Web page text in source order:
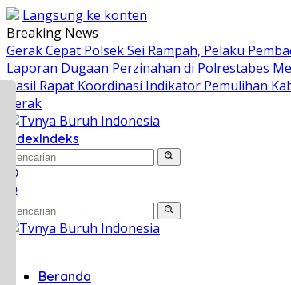
Langsung ke konten
Breaking News
Gerak Cepat Polsek Sei Rampah, Pelaku
Laporan Dugaan Perzinahan di Polrestabes
Hasil Rapat Koordinasi Indikator Pemulihan
Perak
indexIndeks
Beranda